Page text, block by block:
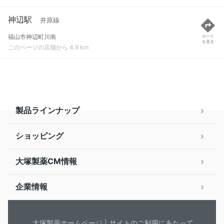
神辺駅 井原線
福山市神辺町川南
このページの店舗から 4.9 km
ルート
を見る
製品ラインナップ
ショッピング
大塚製薬CM情報
企業情報